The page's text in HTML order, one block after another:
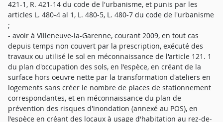
421-1, R. 421-14 du code de l'urbanisme, et punis par les
articles L. 480-4 al 1, L. 480-5, L. 480-7 du code de l'urbanisme
;
- avoir à Villeneuve-la-Garenne, courant 2009, en tout cas
depuis temps non couvert par la prescription, exécuté des
travaux ou utilisé le sol en méconnaissance de l'article 121. 1
du plan d'occupation des sols, en l'espèce, en créant de la
surface hors oeuvre nette par la transformation d'ateliers en
logements sans créer le nombre de places de stationnement
correspondantes, et en méconnaissance du plan de
prévention des risques d'inondation (annexé au POS), en
l'espèce en créant des locaux à usage d'habitation au rez-de-